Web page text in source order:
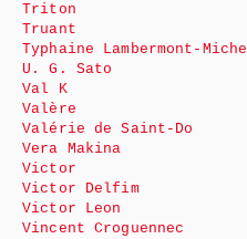
Triton
Truant
Typhaine Lambermont-
U. G. Sato
Val K
Valère
Valérie de Saint-Do
Vera Makina
Victor
Victor Delfim
Victor Leon
Vincent Croguennec